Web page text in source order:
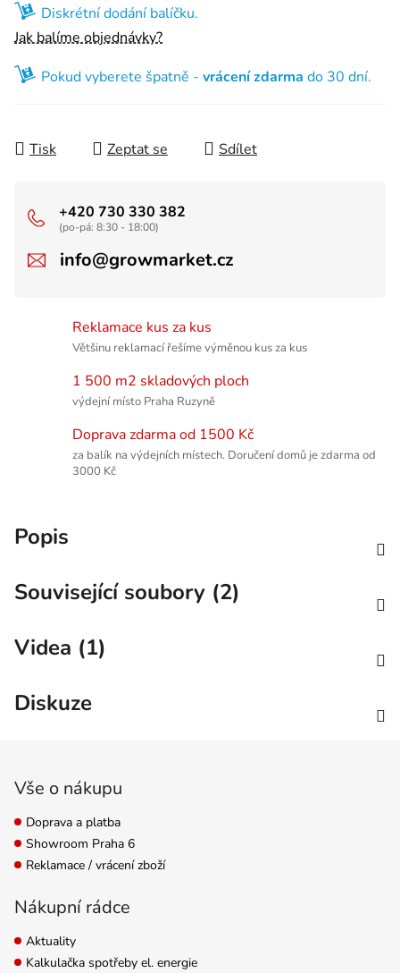
Diskrétní dodání balíčku.
Jak balíme objednávky?
Pokud vyberete špatně - vrácení zdarma do 30 dní.
Tisk Zeptat se Sdílet
+420 730 330 382
(po-pá: 8:30 - 18:00)
info@growmarket.cz
Reklamace kus za kus
Většinu reklamací řešíme výměnou kus za kus
1 500 m2 skladových ploch
výdejní místo Praha Ruzyně
Doprava zdarma od 1500 Kč
za balík na výdejních místech. Doručení domů je zdarma od
3000 Kč
Popis
Související soubory (2)
Videa (1)
Diskuze
Vše o nákupu
Doprava a platba
Showroom Praha 6
Reklamace / vrácení zboží
Nákupní rádce
Aktuality
Kalkulačka spotřeby el. energie